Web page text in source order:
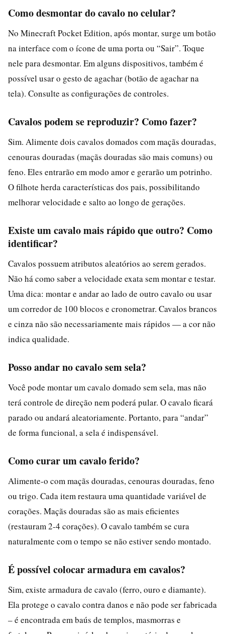
Como desmontar do cavalo no celular?
No Minecraft Pocket Edition, após montar, surge um botão
na interface com o ícone de uma porta ou “Sair”. Toque
nele para desmontar. Em alguns dispositivos, também é
possível usar o gesto de agachar (botão de agachar na
tela). Consulte as configurações de controles.
Cavalos podem se reproduzir? Como fazer?
Sim. Alimente dois cavalos domados com maçãs douradas,
cenouras douradas (maçãs douradas são mais comuns) ou
feno. Eles entrarão em modo amor e gerarão um potrinho.
O filhote herda características dos pais, possibilitando
melhorar velocidade e salto ao longo de gerações.
Existe um cavalo mais rápido que outro? Como
identificar?
Cavalos possuem atributos aleatórios ao serem gerados.
Não há como saber a velocidade exata sem montar e testar.
Uma dica: montar e andar ao lado de outro cavalo ou usar
um corredor de 100 blocos e cronometrar. Cavalos brancos
e cinza não são necessariamente mais rápidos — a cor não
indica qualidade.
Posso andar no cavalo sem sela?
Você pode montar um cavalo domado sem sela, mas não
terá controle de direção nem poderá pular. O cavalo ficará
parado ou andará aleatoriamente. Portanto, para “andar”
de forma funcional, a sela é indispensável.
Como curar um cavalo ferido?
Alimente-o com maçãs douradas, cenouras douradas, feno
ou trigo. Cada item restaura uma quantidade variável de
corações. Maçãs douradas são as mais eficientes
(restauram 2-4 corações). O cavalo também se cura
naturalmente com o tempo se não estiver sendo montado.
É possível colocar armadura em cavalos?
Sim, existe armadura de cavalo (ferro, ouro e diamante).
Ela protege o cavalo contra danos e não pode ser fabricada
– é encontrada em baús de templos, masmorras e